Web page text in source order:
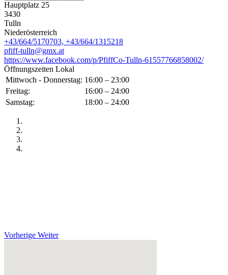
Hauptplatz 25
3430
Tulln
Niederösterreich
+43/664/5170703, +43/664/1315218
pfiff-tulln@gmx.at
https://www.facebook.com/p/PfiffCo-Tulln-61557766858002/
Öffnungszeiten Lokal
Mittwoch - Donnerstag: 16:00 – 23:00
Freitag:
16:00 – 24:00
Samstag:
18:00 – 24:00
Vorherige Weiter